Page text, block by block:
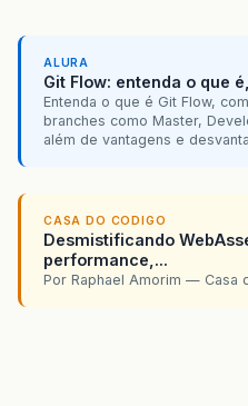
ALURA
Git Flow: entenda o que
Entenda o que é Git Flow,
branches como Master,
além de vantagens e
CASA DO CODIGO
Desmistificando
performance,...
Por Raphael Amorim — Casa